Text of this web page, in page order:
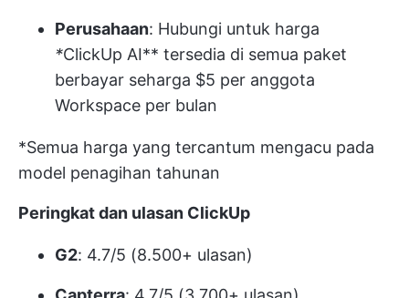
Perusahaan: Hubungi untuk harga
*ClickUp AI** tersedia di semua paket
berbayar seharga $5 per anggota
Workspace per bulan
*Semua harga yang tercantum mengacu pada
model penagihan tahunan
Peringkat dan ulasan ClickUp
G2: 4.7/5 (8.500+ ulasan)